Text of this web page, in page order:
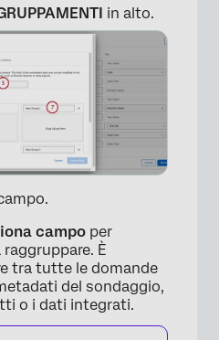
×
in alto.
campo per
È
tra tutte le domande
del sondaggio,
o i dati integrati.